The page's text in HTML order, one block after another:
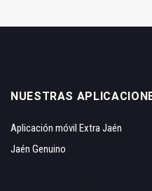
NUESTRAS
Aplicación móvil Extra Jaén
Jaén Genuino